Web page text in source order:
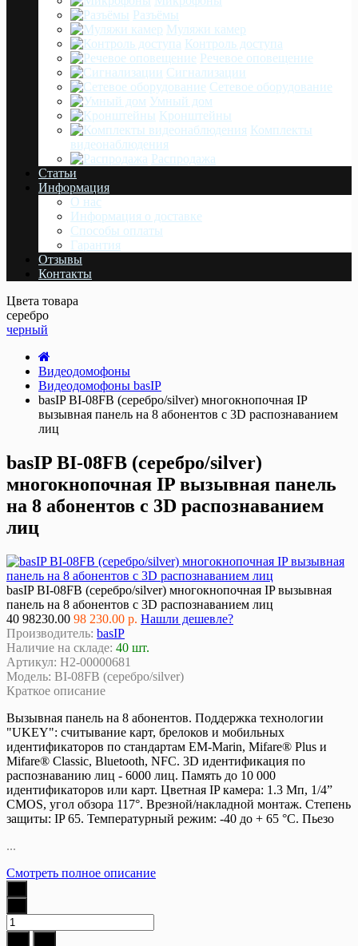
Разъёмы
Муляжи камер
Контроль доступа
Речевое оповещение
Сигнализации
Сетевое оборудование
Умный дом
Кронштейны
Комплекты
видеонаблюдения
Распродажа
Статьи
Информация
О нас
Информация о доставке
Cпособы оплаты
Гарантия
Отзывы
Контакты
Цвета товара
серебро
черный
Видеодомофоны
Видеодомофоны basIP
basIP BI-08FB (серебро/silver) многокнопочная IP
вызывная панель на 8 абонентов с 3D распознаванием
лиц
basIP BI-08FB (серебро/silver)
многокнопочная IP вызывная панель
на 8 абонентов с 3D распознаванием
лиц
basIP BI-08FB (серебро/silver) многокнопочная IP вызывная
панель на 8 абонентов с 3D распознаванием лиц
40 98230.00 98 230.00 р. Нашли дешевле?
Производитель: basIP
Наличие на складе: 40 шт.
Артикул: Н2-00000681
Модель: BI-08FB (серебро/silver)
Краткое описание
Вызывная панель на 8 абонентов. Поддержка технологии
"UKEY": считывание карт, брелоков и мобильных
идентификаторов по стандартам EM-Marin, Mifare® Plus и
Mifare® Classic, Bluetooth, NFC. 3D идентификация по
распознаванию лиц - 6000 лиц. Память до 10 000
идентификаторов или карт. Цветная IP камера: 1.3 Мп, 1/4”
CMOS, угол обзора 117°. Врезной/накладной монтаж. Степень
защиты: IP 65. Температурный режим: -40 до + 65 °C. Пьезо
...
Смотреть полное описание